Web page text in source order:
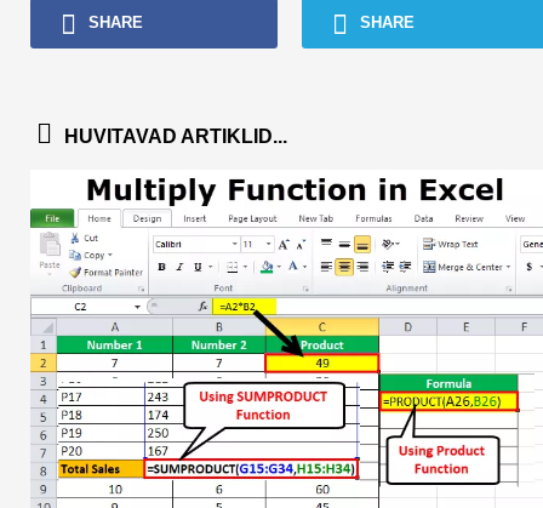
SHARE SHARE
HUVITAVAD ARTIKLID...